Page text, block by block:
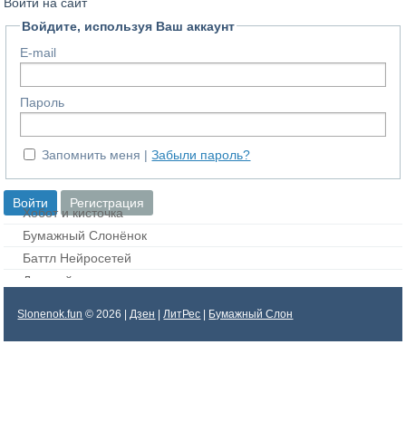
Войдите, используя Ваш аккаунт
E-mail
Пароль
Запомнить меня Забыли пароль?
Хобот и кисточка
Бумажный Слонёнок
Баттл Нейросетей
Дорисуй картинку
Slonenok.fun © 2026 |Дзен |ЛитРес Бумажный Слон